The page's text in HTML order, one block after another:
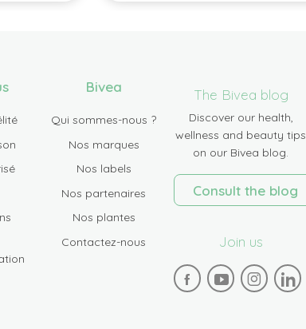
Bivea
Qui sommes-nous ?
Nos marques
Nos labels
Nos partenaires
Nos plantes
Contactez-nous
The Bivea blog
Discover our health,
wellness and beauty tips
on our Bivea blog.
Consult the blog
Join us